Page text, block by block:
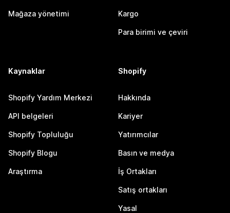
Mağaza yönetimi Kargo
Para birimi ve çeviri
Kaynaklar
Shopify Yardım Merkezi
API belgeleri
Shopify Topluluğu
Shopify Blogu
Araştırma
Shopify
Hakkında
Kariyer
Yatırımcılar
Basın ve medya
İş Ortakları
Satış ortakları
Yasal